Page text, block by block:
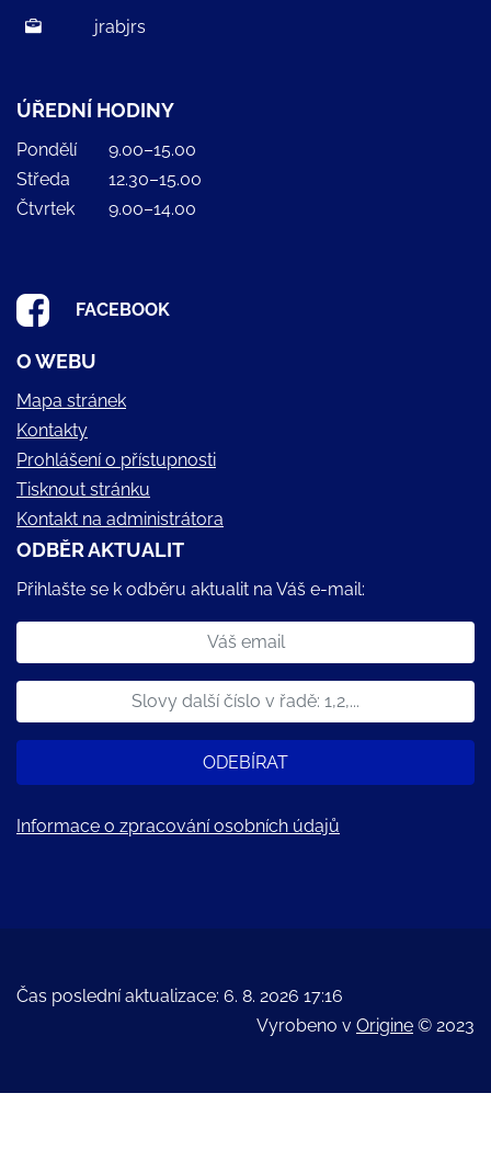
jrabjrs
ÚŘEDNÍ HODINY
Pondělí
9.00–15.00
Středa
12.30–15.00
Čtvrtek
9.00–14.00
FACEBOOK
O WEBU
Mapa stránek
Kontakty
Prohlášení o přístupnosti
Tisknout stránku
Kontakt na administrátora
ODBĚR AKTUALIT
Přihlašte se k odběru aktualit na Váš e-mail:
ODEBÍRAT
Informace o zpracování osobních údajů
Čas poslední aktualizace: 6. 8. 2026 17:16
Vyrobeno v Origine © 2023